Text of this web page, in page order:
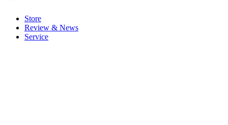
Store
Review & News
Service